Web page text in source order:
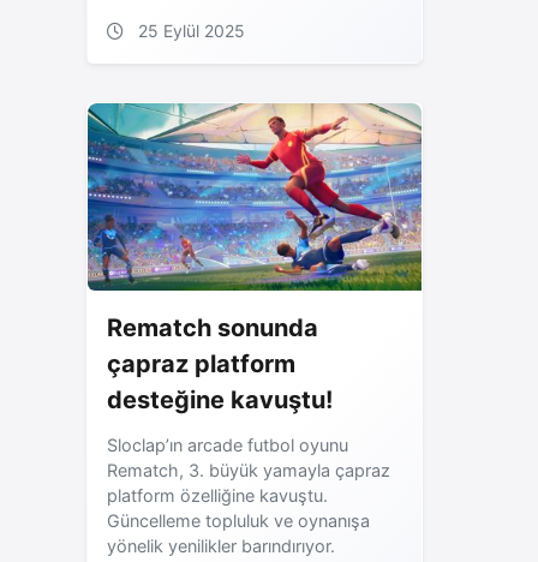
25 Eylül 2025
Rematch sonunda
çapraz platform
desteğine kavuştu!
Sloclap’ın arcade futbol oyunu
Rematch, 3. büyük yamayla çapraz
platform özelliğine kavuştu.
Güncelleme topluluk ve oynanışa
yönelik yenilikler barındırıyor.